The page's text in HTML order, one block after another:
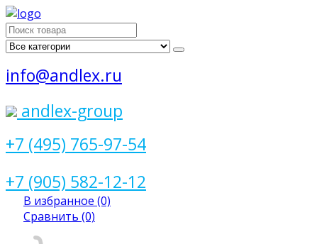
Поиск
для:
info@andlex.ru
andlex-group
+7 (495) 765-97-54
+7 (905) 582-12-12
В избранное (0)
Сравнить (0)